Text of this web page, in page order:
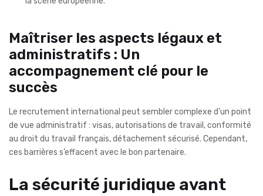
Maîtriser les aspects légaux et
administratifs : Un
accompagnement clé pour le
succès
Le recrutement international peut sembler complexe d’un point
de vue administratif : visas, autorisations de travail, conformité
au droit du travail français, détachement sécurisé. Cependant,
ces barrières s’effacent avec le bon partenaire.
La sécurité juridique avant